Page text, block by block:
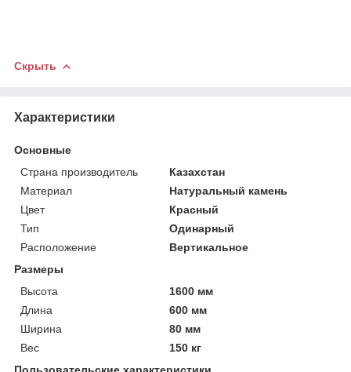
Скрыть
Характеристики
Основные
Страна производитель
Казахстан
Материал
Натуральный камень
Цвет
Красный
Тип
Одинарный
Расположение
Вертикальное
Размеры
Высота
1600 мм
Длина
600 мм
Ширина
80 мм
Вес
150 кг
Пользовательские характеристики